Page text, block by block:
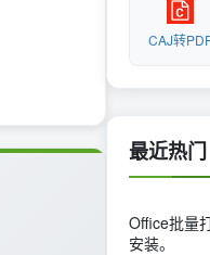
CAJ转
最近热门
Office批量
安装。